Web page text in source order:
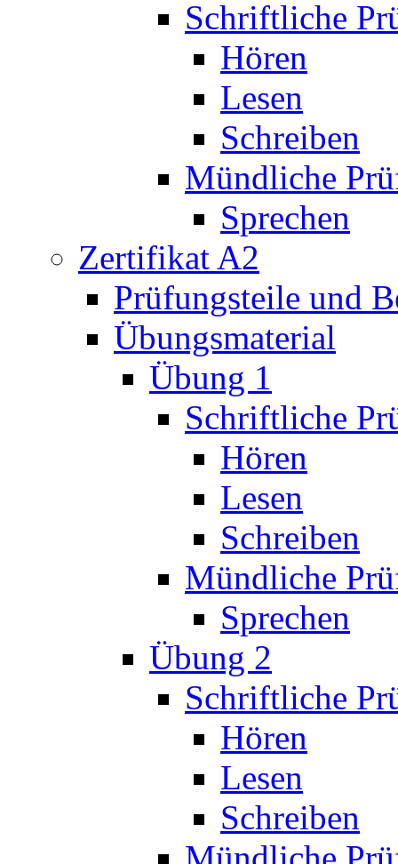
Schriftliche
Hören
Lesen
Schreiben
Mündliche
Sprechen
Zertifikat A2
Prüfungsteile und
Übungsmaterial
Übung 1
Schriftliche
Hören
Lesen
Schreiben
Mündliche
Sprechen
Übung 2
Schriftliche
Hören
Lesen
Schreiben